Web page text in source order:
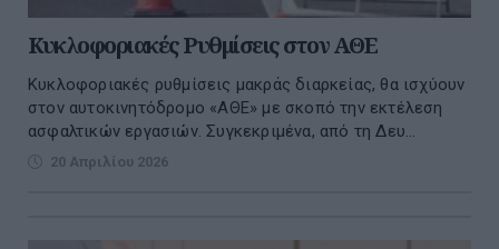
Κυκλοφοριακές Ρυθμίσεις στον ΑΘΕ
Κυκλοφοριακές ρυθμίσεις μακράς διαρκείας, θα ισχύουν
στον αυτοκινητόδρομο «ΑΘΕ» με σκοπό την εκτέλεση
ασφαλτικών εργασιών. Συγκεκριμένα, από τη Δευ...
20 Απριλίου 2026